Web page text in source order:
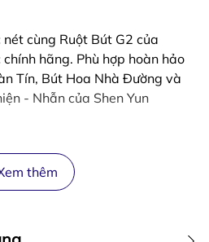
cùng Ruột Bút G2 của
hãng. Phù hợp hoàn hảo
Tín, Bút Hoa Nhà Đường và
- Nhẫn của Shen Yun
thêm